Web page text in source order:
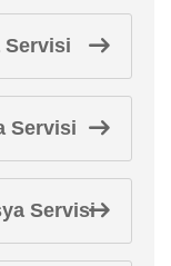
Servisi
Servisi
Servisi